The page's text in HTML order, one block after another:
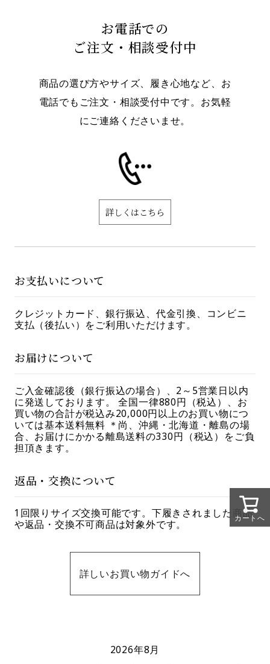
カートへ
お電話での
ご注文・相談受付中
商品の選び方やサイズ、履き心地など、お
電話でもご注文・相談受付中です。お気軽
にご連絡くださいませ。
詳しくはこちら
お支払いについて
クレジットカード、銀行振込、代金引換、コンビニ
支払（後払い）をご利用いただけます。
お届けについて
ご入金確認後（銀行振込の場合）、2～5営業日以内
に発送しております。 全国一律880円（税込）、お
買い物の合計が税込み20,000円以上のお買い物につ
いては基本送料無料 ＊尚、沖縄・北海道・離島の場
合、お届けにかかる離島送料の330円（税込）をご負
担頂きます。
返品・交換について
1回限りサイズ交換可能です。下履きされました商品
や返品・交換不可商品は対象外です。
詳しいお買い物ガイドへ
2026年8月